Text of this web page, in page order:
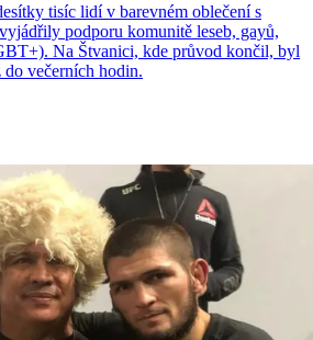
tisíc lidí v barevném oblečení s
podporu komunitě leseb, gayů,
Na Štvanici, kde průvod končil, byl
do večerních hodin.